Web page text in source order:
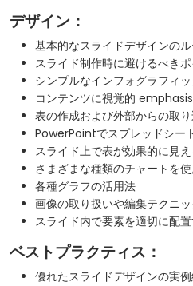
デザイン：
基本的なスライドデザインの
スライド制作時に避けるべきポ
シンプルなインフォグラフィ
コンテンツに視覚的
表の作成および外部からの取
PowerPointでスプレッドシー
スライド上で表が効果的に見
さまざまな種類のチャートを
各種グラフの活用法
画像の取り扱いや編集テクニッ
スライド内で要素を適切に配
ベストプラクティス：
優れたスライドデザインの実